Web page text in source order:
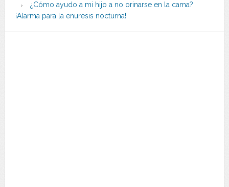
¿Cómo ayudo a mi hijo a no orinarse en la cama?
¡Alarma para la enuresis nocturna!